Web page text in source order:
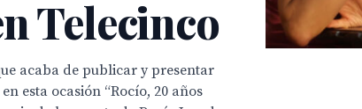
Telecinco
acaba de publicar y presentar
esta ocasión “Rocío, 20 años